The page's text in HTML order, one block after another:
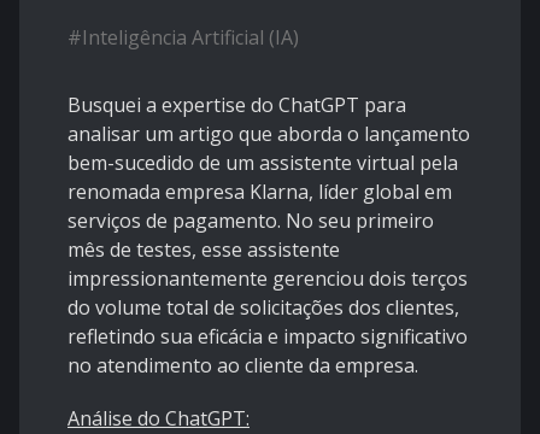
#Inteligência Artificial (IA)
Busquei a expertise do ChatGPT para
analisar um artigo que aborda o lançamento
bem-sucedido de um assistente virtual pela
renomada empresa Klarna, líder global em
serviços de pagamento. No seu primeiro
mês de testes, esse assistente
impressionantemente gerenciou dois terços
do volume total de solicitações dos clientes,
refletindo sua eficácia e impacto significativo
no atendimento ao cliente da empresa.
Análise do ChatGPT: